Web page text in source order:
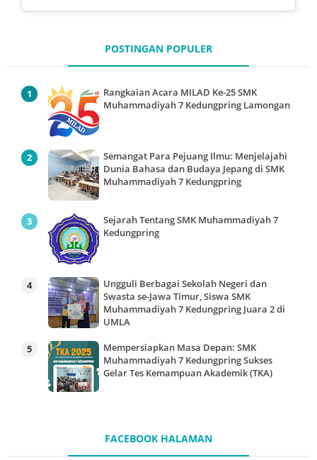
POSTINGAN POPULER
Rangkaian Acara MILAD Ke-25 SMK
Muhammadiyah 7 Kedungpring Lamongan
Semangat Para Pejuang Ilmu: Menjelajahi
Dunia Bahasa dan Budaya Jepang di SMK
Muhammadiyah 7 Kedungpring
Sejarah Tentang SMK Muhammadiyah 7
Kedungpring
Ungguli Berbagai Sekolah Negeri dan
Swasta se-Jawa Timur, Siswa SMK
Muhammadiyah 7 Kedungpring Juara 2 di
UMLA
Mempersiapkan Masa Depan: SMK
Muhammadiyah 7 Kedungpring Sukses
Gelar Tes Kemampuan Akademik (TKA)
FACEBOOK HALAMAN